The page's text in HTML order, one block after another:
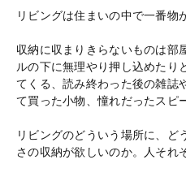
リビングは住まいの中で一番物
収納に収まりきらないものは部
ルの下に無理やり押し込めたり
てくる、読み終わった後の雑誌
て買った小物、憧れだったスピ
リビングのどういう場所に、ど
さの収納が欲しいのか。人それ